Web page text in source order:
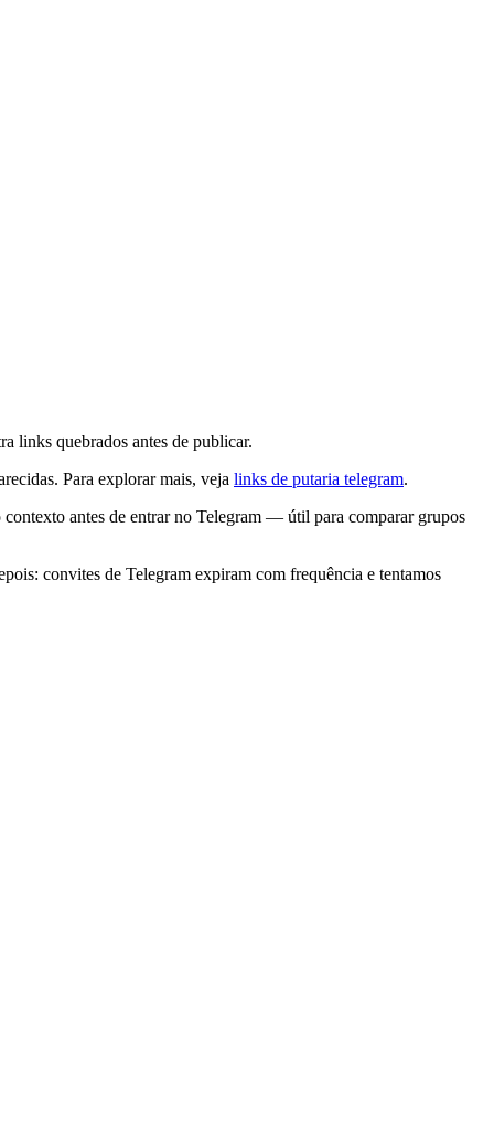
links quebrados antes de publicar.
Para explorar mais, veja links de putaria telegram.
antes de entrar no Telegram — útil para comparar grupos
convites de Telegram expiram com frequência e tentamos